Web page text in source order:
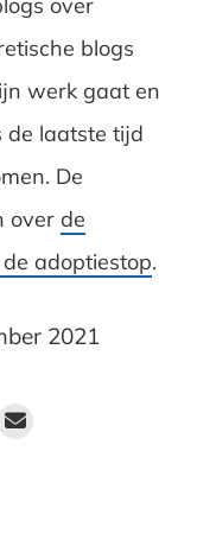
blogs
werk gaat en
de laatste tijd
De
over de
adoptiestop.
2021